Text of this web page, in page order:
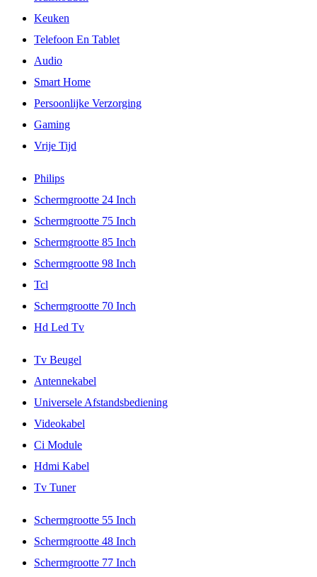
Keuken
Telefoon En Tablet
Audio
Smart Home
Persoonlijke Verzorging
Gaming
Vrije Tijd
Philips
Schermgrootte 24 Inch
Schermgrootte 75 Inch
Schermgrootte 85 Inch
Schermgrootte 98 Inch
Tcl
Schermgrootte 70 Inch
Hd Led Tv
Tv Beugel
Antennekabel
Universele Afstandsbediening
Videokabel
Ci Module
Hdmi Kabel
Tv Tuner
Schermgrootte 55 Inch
Schermgrootte 48 Inch
Schermgrootte 77 Inch